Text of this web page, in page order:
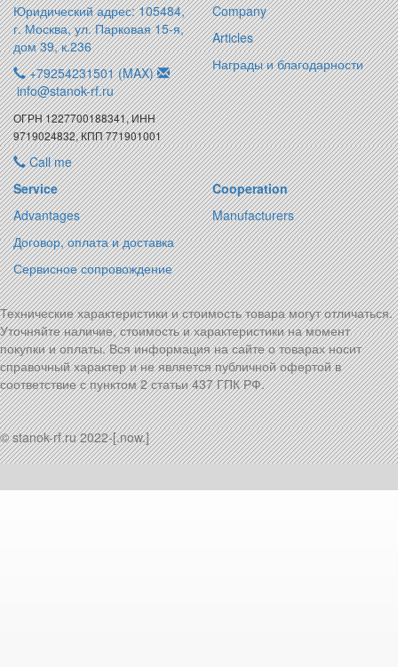
Юридический адрес: 105484,
г. Москва, ул. Парковая 15-я,
дом 39, к.236
+79254231501 (MAX)
info@stanok-rf.ru
ОГРН 1227700188341, ИНН
9719024832, КПП 771901001
Call me
Company
Articles
Награды и благодарности
Service
Advantages
Договор, оплата и доставка
Сервисное сопровождение
Cooperation
Manufacturers
Технические характеристики и стоимость товара могут отличаться.
Уточняйте наличие, стоимость и характеристики на момент
покупки и оплаты. Вся информация на сайте о товарах носит
справочный характер и не является публичной офертой в
соответствие с пунктом 2 статьи 437 ГПК РФ.
© stanok-rf.ru 2022-[.now.]